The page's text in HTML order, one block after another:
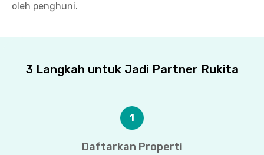
oleh penghuni.
3 Langkah untuk Jadi Partner Rukita
1
Daftarkan Properti